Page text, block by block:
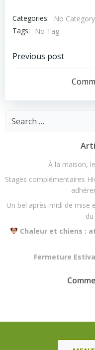
Categories:
No Category
Tags:
No Tag
l’article
Previous post
Search
À la maison,
Stages complémentaires
Un bel après-midi de mise
Chaleur et chiens :
Fermeture